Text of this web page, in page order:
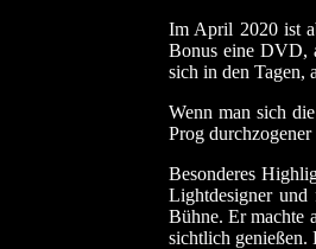
Im April 2020 ist
Bonus eine DVD,
sich in den Tagen,
Wenn man sich
Prog
Besonderes
Lightdesigner und
Bühne. Er machte
sichtlich genießen.